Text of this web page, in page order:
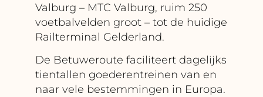
Valburg – MTC Valburg, ruim 250
voetbalvelden groot – tot de huidige
Railterminal Gelderland.
De Betuweroute faciliteert dagelijks
tientallen goederentreinen van en
naar vele bestemmingen in Europa.